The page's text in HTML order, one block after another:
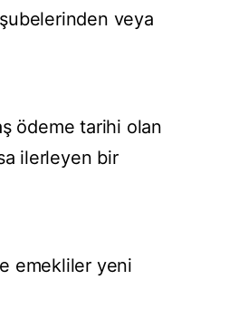
veya
ödeme tarihi olan
ilerleyen bir
emekliler yeni